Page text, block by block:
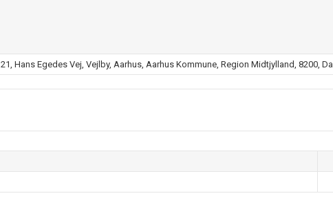
21, Hans Egedes Vej, Vejlby, Aarhus, Aarhus Kommune, Region Midtjylland, 8200,